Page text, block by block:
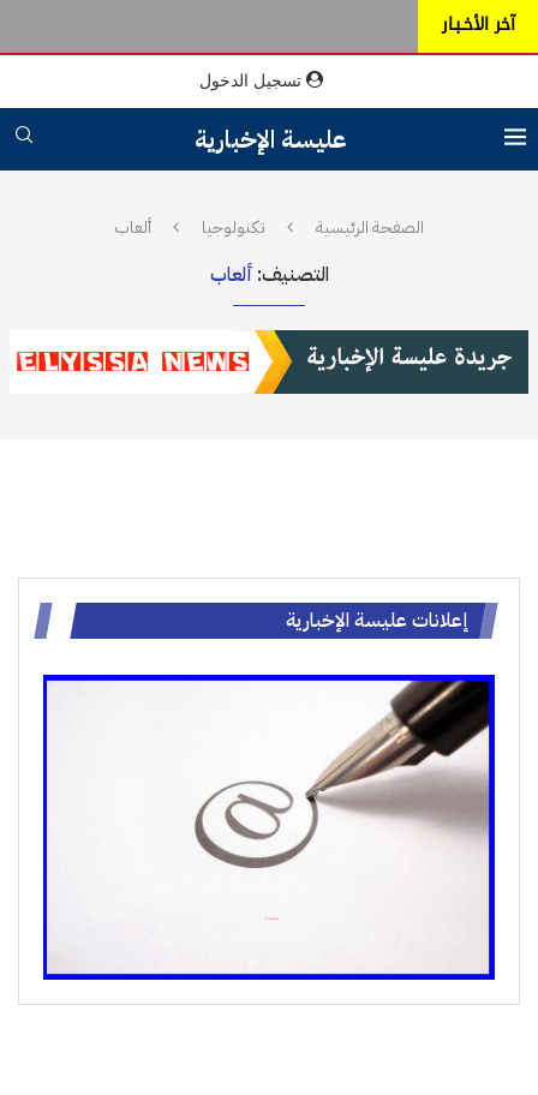
آخر الأخـبـار
تسجيل الدخول
عليسة الإخبارية
الصفحة الرئيسية تكنولوجيا ألعاب
التصنيف: ألعاب
إعلانات عليسة الإخبارية